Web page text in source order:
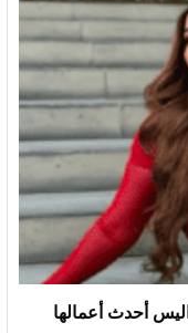
أحدث أعمالها